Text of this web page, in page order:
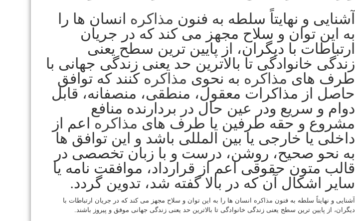
آشنایی و نهایتاً سلطه به فنون مذاکره انسان ها را
به این توان و سلاح مجهز می کند که در جریان
ارتباطات با دیگران، از پایین ترین سطح یعنی
زندگی خانوادگی تا بالاترین حد یعنی زندگی جهانی با
طرف هایمذاکره به نحوی مذاکره کنند که توافق
حاصل از مذاکرات معقول، منطقی، منصفانه، قابل
دوام و سریع ودر عین حال در بردارنده منافع
مشروع و حقه طرفین یا طرف های مذاکره اعم از
داخلی یا خارجی یا بین المللی باشد و این توافق ها
به نحو صحیح، روشن، درست و با زبان تخصصی در
قالب متون حقوقی اعم از قرارداد، موافقت نامه یا
سایر اشکال آن که در بالا گفته شد، تدوین گردد.
آشنایی و نهایتاً سلطه به فنون مذاکره انسان ها را به این توان و سلاح مجهز می کند که در جریان ارتباطات با
دیگران، از پایین ترین سطح یعنی زندگی خانوادگی تا بالاترین حد یعنی زندگی جهانی موفق و پیروز باشند.